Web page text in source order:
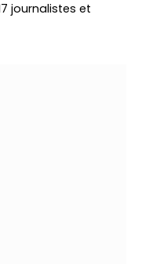
journalistes et